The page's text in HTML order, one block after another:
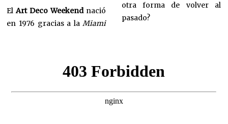
ElArt Deco Weekendnació
en 1976 gracias a laMiami
otra forma de volver al
pasado?